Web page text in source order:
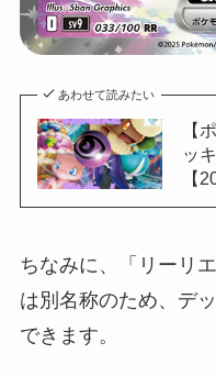
あわせて読みたい
【
ッ
【
ちなみに、「リーリ
は別名称のため、デ
できます。